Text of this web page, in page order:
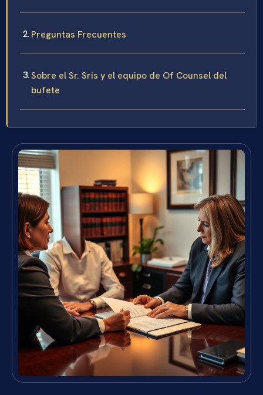
Preguntas Frecuentes
Sobre el Sr. Sris y el equipo de Of Counsel del
bufete